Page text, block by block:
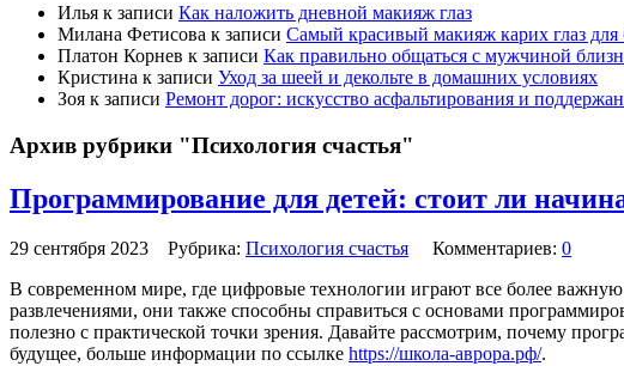
Илья к записи Как наложить дневной макияж глаз
Милана Фетисова к записи Самый красивый макияж карих глаз для
Платон Корнев к записи Как правильно общаться с мужчиной
Кристина к записи Уход за шеей и декольте в домашних условиях
Зоя к записи Ремонт дорог: искусство асфальтирования и
Архив рубрики "Психология счастья"
Программирование для детей: стоит ли
29 сентября 2023 Рубрика: Психология счастья Комментариев: 0
В современном мире, где цифровые технологии играют все более
развлечениями, они также способны справиться с основами
полезно с практической точки зрения. Давайте рассмотрим, почему
будущее, больше информации по ссылке https://школа-аврора.рф/.